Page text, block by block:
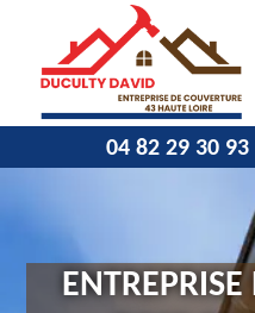
04 82 29 30 93